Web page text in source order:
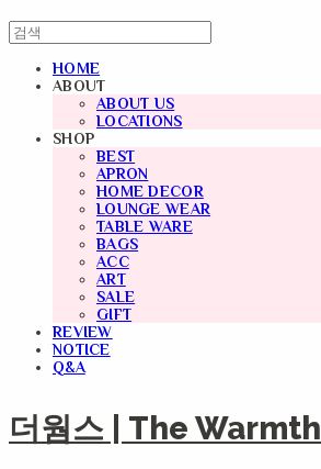
HOME
ABOUT
ABOUT US
LOCATIONS
SHOP
BEST
APRON
HOME DECOR
LOUNGE WEAR
TABLE WARE
BAGS
ACC
ART
SALE
GIFT
REVIEW
NOTICE
Q&A
더웜스 | The